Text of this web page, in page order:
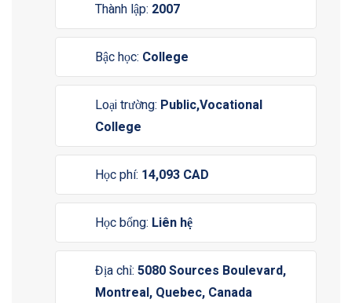
Thành lập: 2007
Bậc học: College
Loại trường: Public,Vocational
College
Học phí: 14,093 CAD
Học bổng: Liên hệ
Địa chỉ: 5080 Sources Boulevard,
Montreal, Quebec, Canada